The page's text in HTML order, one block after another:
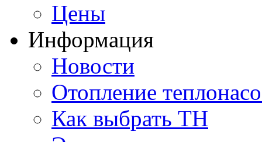
Цены
Информация
Новости
Отопление
Как выбрать ТН